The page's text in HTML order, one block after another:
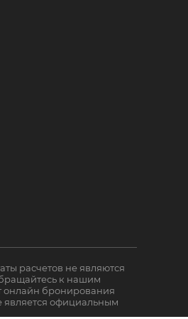
расчетов не являются
к нашим
онлайн бронирования
официальным